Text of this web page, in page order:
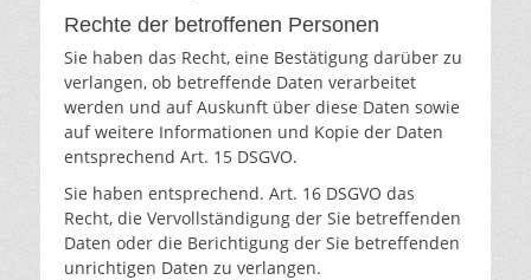
Rechte der betroffenen Personen
Sie haben das Recht, eine Bestätigung darüber zu
verlangen, ob betreffende Daten verarbeitet
werden und auf Auskunft über diese Daten sowie
auf weitere Informationen und Kopie der Daten
entsprechend Art. 15 DSGVO.
Sie haben entsprechend. Art. 16 DSGVO das
Recht, die Vervollständigung der Sie betreffenden
Daten oder die Berichtigung der Sie betreffenden
unrichtigen Daten zu verlangen.